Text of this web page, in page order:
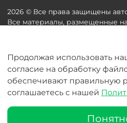
В
2026 © Все права защищены
Все материалы, размещенные
владельцев сайта есть
материалов. Копирование
повлечь за собой судебное
Продолжая использовать
согласие на обработку
обеспечивают правильную
соглашаетесь с нашей